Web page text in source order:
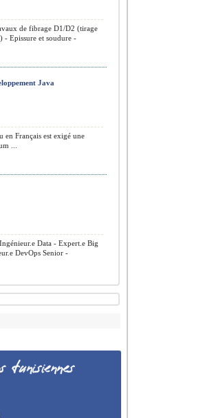
de fibrage D1/D2 (tirage
- Epissure et soudure -
Java
Français est exigé une
...
Data - Expert.e Big
DevOps Senior -